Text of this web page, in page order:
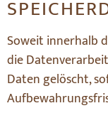
Soweit innerhalb
die
Daten gelöscht,